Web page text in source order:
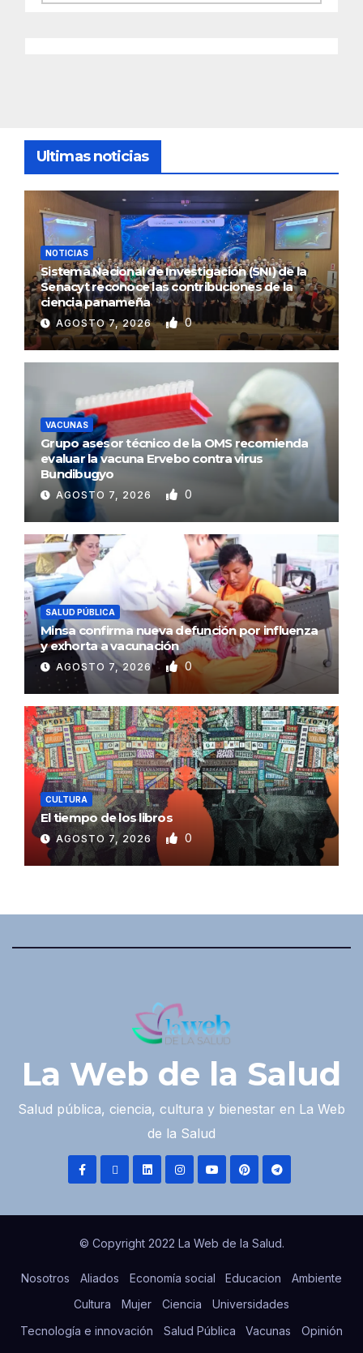
Ultimas noticias
NOTICIAS
Sistema Nacional de Investigación (SNI) de la
Senacyt reconoce las contribuciones de la
ciencia panameña
AGOSTO 7, 2026 0
VACUNAS
Grupo asesor técnico de la OMS recomienda
evaluar la vacuna Ervebo contra virus
Bundibugyo
AGOSTO 7, 2026 0
SALUD PÚBLICA
Minsa confirma nueva defunción por influenza
y exhorta a vacunación
AGOSTO 7, 2026 0
CULTURA
El tiempo de los libros
AGOSTO 7, 2026 0
La Web de la Salud
Salud pública, ciencia, cultura y bienestar en La Web
de la Salud
© Copyright 2022 La Web de la Salud.
Nosotros Aliados Economía social Educacion
Ambiente
Cultura
Mujer Ciencia
Universidades
Tecnología e innovación
Salud Pública Vacunas
Opinión